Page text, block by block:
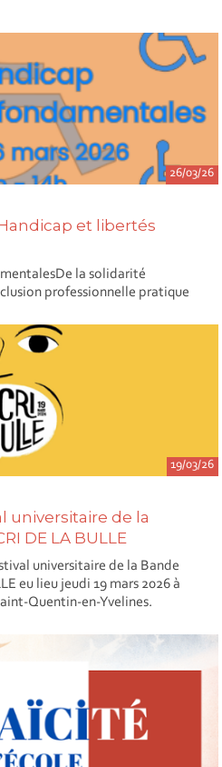
26/03/26
et libertés
la solidarité
professionnelle pratique
19/03/26
universitaire de la
DE LA BULLE
universitaire de la Bande
eu lieu jeudi 19 mars 2026 à
Quentin-en-Yvelines.